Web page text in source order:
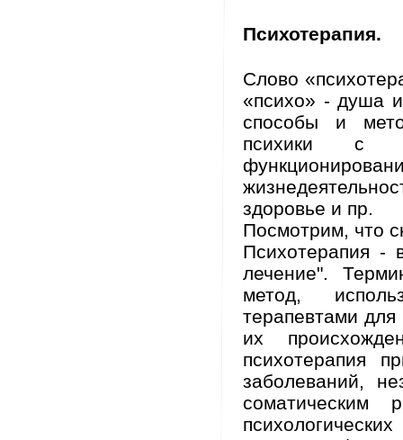
Психотерапия.
Слово
«психо» - душа
способы и
психики с
здоровье и пр.
Посмотрим, что
Психотерапия -
лечение".
метод,
терапевтами
их
психотерапия
заболеваний,
соматическим